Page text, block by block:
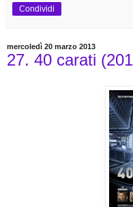
Condividi
mercoledì 20 marzo 2013
27. 40 carati